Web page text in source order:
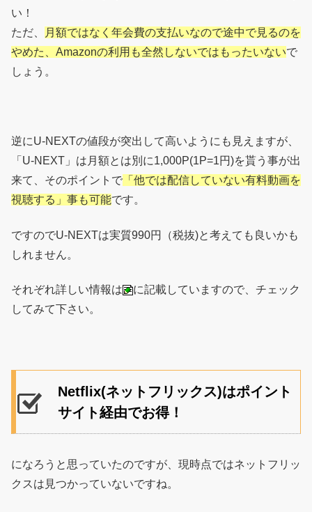
い！
ただ、
月額ではなく年会費の支払いなので途中で見るのを
やめた、Amazonの利用も全然しないではもったいないで
しょう。
逆にU-NEXTの値段が突出して高いようにも見えますが、
「U-NEXT」は月額とは別に1,000P(1P=1円)を貰う事が出
来て、そのポイントで 「他では配信していない有料動画を
視聴する」事も可能です。
ですのでU-NEXTは実質990円（税抜)と考えても良いかも
しれません。
それぞれ詳しい情報は
に記載していますので、チェック
してみて下さい。
Netflix(ネットフリックス)はポイント
サイト経由でお得！
になろうと思っていたのですが、現時点ではネットフリッ
クスは見つかっていないですね。